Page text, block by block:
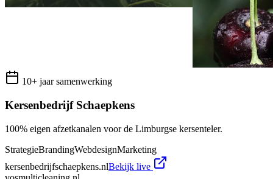
10+ jaar samenwerking
Kersenbedrijf Schaepkens
100% eigen afzetkanalen voor de Limburgse kersenteler.
StrategieBrandingWebdesignMarketing
kersenbedrijfschaepkens.nlBekijk live